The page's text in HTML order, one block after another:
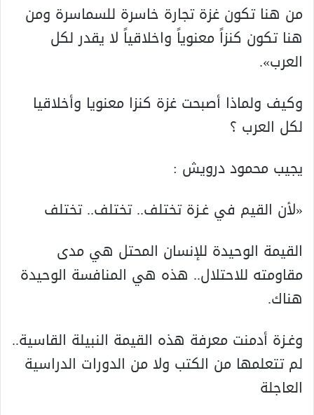
من هنا تکون غزة تجارة خاسرة للسماسرة ومن
هنا تکون کنزاً معنوياً واخلاقياً لا يقدر لکل
العرب».
وكيف ولماذا أصبحت غزة كنزا معنويا وأخلاقيا
لكل العرب ؟
يجيب محمود درويش :
«لأن القيم في غـزة تختلف.. تختلف.. تختلف
القيمة الوحيدة للإنسان المحتل هي مدى
مقاومته للاحتلال.. هذه هي المنافسة الوحيدة
هناك.
وغـزة أدمنت معرفة هذه القيمة النبيلة القاسية..
لم تتعلمها من الکتب ولا من الدورات الدراسية
العاجلة